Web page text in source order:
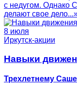
с недугом. Однако
делают свое
8 июля
Иркутск-акции
Навыки
Трехлетнему